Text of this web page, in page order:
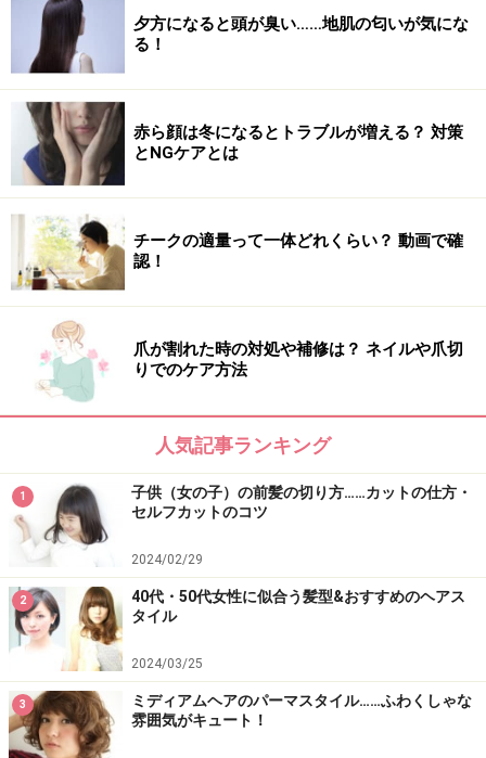
楽天市場で人気のヘアケア用品をチェック！
夕方になると頭が臭い……地肌の匂いが気にな
る！
赤ら顔は冬になるとトラブルが増える？ 対策
とNGケアとは
チークの適量って一体どれくらい？ 動画で確
認！
爪が割れた時の対処や補修は？ ネイルや爪切
りでのケア方法
人気記事ランキング
1
子供（女の子）の前髪の切り方……カットの仕方・
セルフカットのコツ
2024/02/29
2
40代・50代女性に似合う髪型&おすすめのヘアス
タイル
2024/03/25
3
ミディアムヘアのパーマスタイル……ふわくしゃな
雰囲気がキュート！